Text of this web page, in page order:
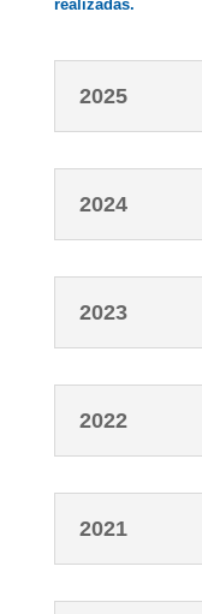
realizadas.
2025
2024
2023
2022
2021